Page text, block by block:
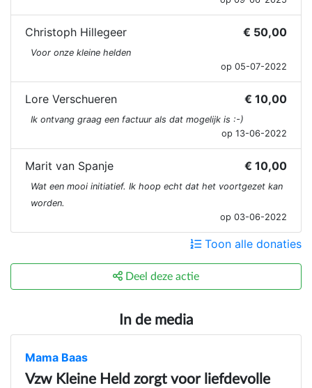
Christoph Hillegeer € 50,00
Voor onze kleine helden
op 05-07-2022
Lore Verschueren € 10,00
Ik ontvang graag een factuur als dat mogelijk is :-)
op 13-06-2022
Marit van Spanje € 10,00
Wat een mooi initiatief. Ik hoop echt dat het voortgezet kan
worden.
op 03-06-2022
Toon alle donaties
Deel deze actie
In de media
Mama Baas
Vzw Kleine Held zorgt voor liefdevolle